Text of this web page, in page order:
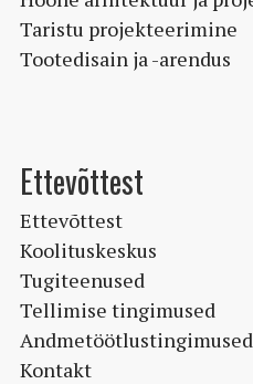
Taristu projekteerimine
Tootedisain ja -arendus
Ettevõttest
Ettevõttest
Koolituskeskus
Tugiteenused
Tellimise tingimused
Andmetöötlustingimused
Kontakt